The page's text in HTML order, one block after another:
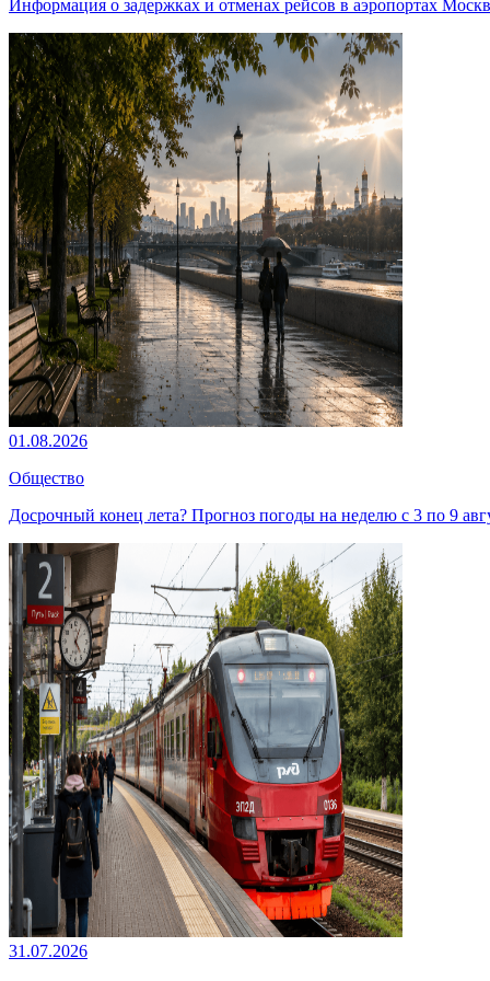
Информация о задержках и отменах рейсов в аэропортах
01.08.2026
Общество
Досрочный конец лета? Прогноз погоды на неделю с 3 по 9
31.07.2026